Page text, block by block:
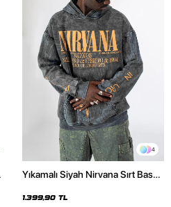
4
Yıkamalı Siyah Nirvana Sırt Baskılı
1.399,90 TL